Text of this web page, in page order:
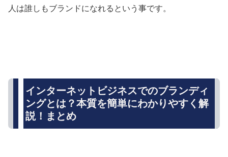
人は誰しもブランドになれるという事です。
インターネットビジネスでのブランディ
ングとは？本質を簡単にわかりやすく解
説！まとめ